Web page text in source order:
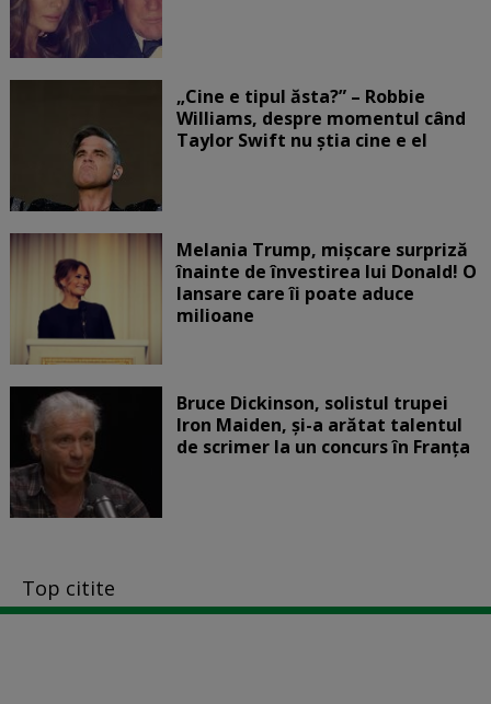
„Cine e tipul ăsta?” – Robbie
Williams, despre momentul când
Taylor Swift nu știa cine e el
Melania Trump, mișcare surpriză
înainte de învestirea lui Donald! O
lansare care îi poate aduce
milioane
Bruce Dickinson, solistul trupei
Iron Maiden, şi-a arătat talentul
de scrimer la un concurs în Franţa
Top citite